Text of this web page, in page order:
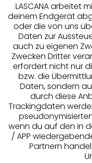
Services
Beratung
Über uns
Rechtliches
LASCANA arbeitet
deinem Endgerät
oder die von uns
Daten zur
auch zu eigenen
Zwecken Dritter
erfordert nicht nur
bzw. die
Daten, sondern
durch diese
Trackingdaten
wenn du auf den in
/ APP
Partnern